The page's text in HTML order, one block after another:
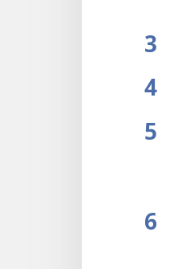
3
4
5
6